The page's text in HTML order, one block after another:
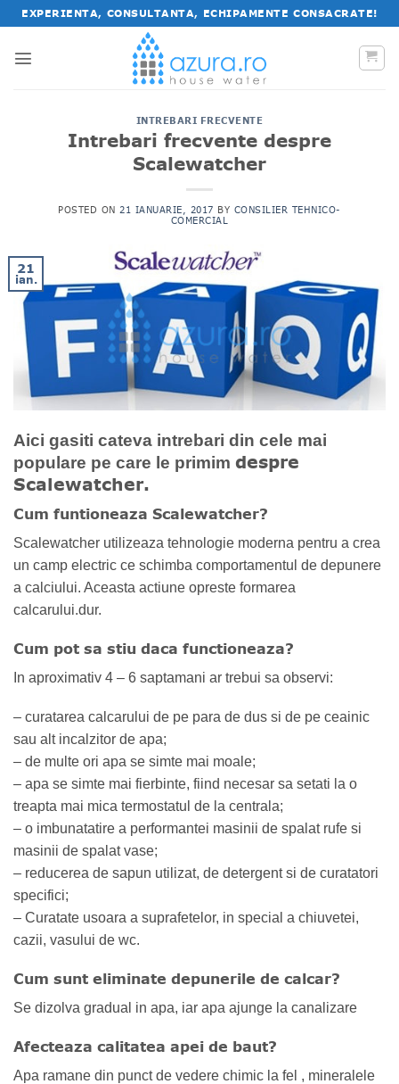
Salt
la
conținut
EXPERIENTA, CONSULTANTA, ECHIPAMENTE CONSACRATE!
INTREBARI FRECVENTE
Intrebari frecvente despre
Scalewatcher
POSTED ON21 IANUARIE, 2017 BY CONSILIER TEHNICO-
COMERCIAL
21
ian.
Aici gasiti cateva intrebari din cele mai
populare pe care le primim despre
Scalewatcher.
Cum funtioneaza Scalewatcher?
Scalewatcher utilizeaza tehnologie moderna pentru a crea
un camp electric ce schimba comportamentul de depunere
a calciului. Aceasta actiune opreste formarea
calcarului.dur.
Cum pot sa stiu daca functioneaza?
In aproximativ 4 – 6 saptamani ar trebui sa observi:
– curatarea calcarului de pe para de dus si de pe ceainic
sau alt incalzitor de apa;
– de multe ori apa se simte mai moale;
– apa se simte mai fierbinte, fiind necesar sa setati la o
treapta mai mica termostatul de la centrala;
– o imbunatatire a performantei masinii de spalat rufe si
masinii de spalat vase;
– reducerea de sapun utilizat, de detergent si de curatatori
specifici;
– Curatate usoara a suprafetelor, in special a chiuvetei,
cazii, vasului de wc.
Cum sunt eliminate depunerile de calcar?
Se dizolva gradual in apa, iar apa ajunge la canalizare
Afecteaza calitatea apei de baut?
Apa ramane din punct de vedere chimic la fel , mineralele